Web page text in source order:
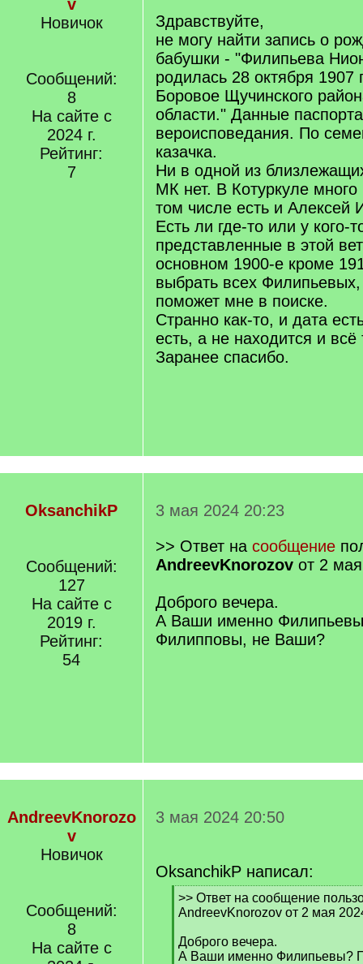
v
Новичок
Сообщений:
8
На сайте с
2024 г.
Рейтинг:
7
Здравствуйте,
не могу найти запись о
бабушки - "Филипьева
родилась 28 октября 1907
Боровое Щучинского
области." Данные
вероисповедания. По
казачка.
Ни в одной из
МК нет. В Котуркуле
том числе есть и Алексей
Есть ли где-то или у кого-
представленные в этой
основном 1900-е кроме
выбрать всех
поможет мне в поиске.
Странно как-то, и дата
есть, а не находится и всё
Заранее спасибо.
OksanchikP
Сообщений:
127
На сайте с
2019 г.
Рейтинг:
54
3 мая 2024 20:23
>> Ответ на сообщение
AndreevKnorozov от 2
Доброго вечера.
А Ваши именно
Филипповы, не Ваши?
AndreevKnorozo
v
Новичок
Сообщений:
8
На сайте с
3 мая 2024 20:50
OksanchikP написал:
[
q
>> Ответ на сообщение
AndreevKnorozov от 2 мая
Доброго вечера.
А Ваши именно Филипьевы?